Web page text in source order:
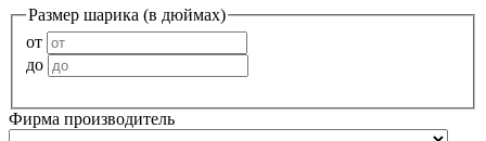
Размер шарика (в дюймах)
от
до
Фирма производитель